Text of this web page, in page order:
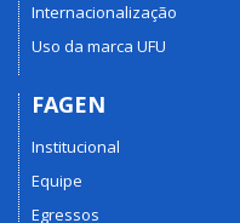
Internacionalização
Uso da marca UFU
FAGEN
Institucional
Equipe
Egressos